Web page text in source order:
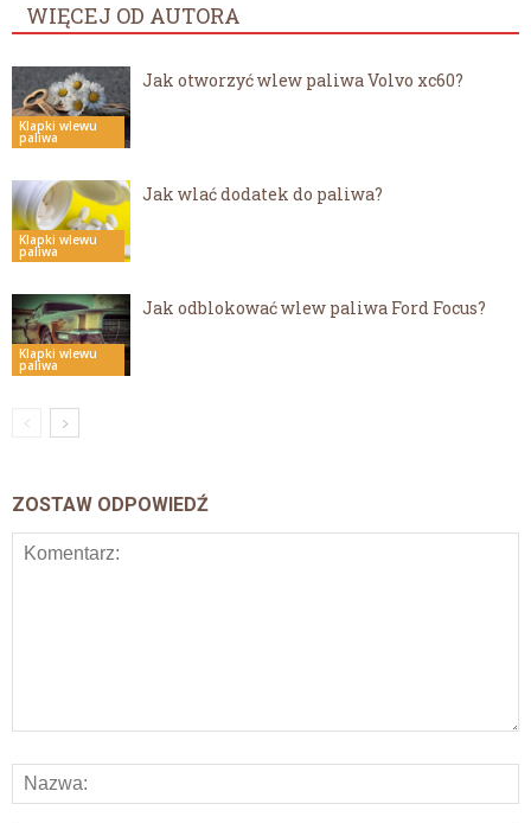
WIĘCEJ OD AUTORA
Klapki wlewu
paliwa
Jak otworzyć wlew paliwa Volvo xc60?
Klapki wlewu
paliwa
Jak wlać dodatek do paliwa?
Klapki wlewu
paliwa
Jak odblokować wlew paliwa Ford Focus?
ZOSTAW ODPOWIEDŹ